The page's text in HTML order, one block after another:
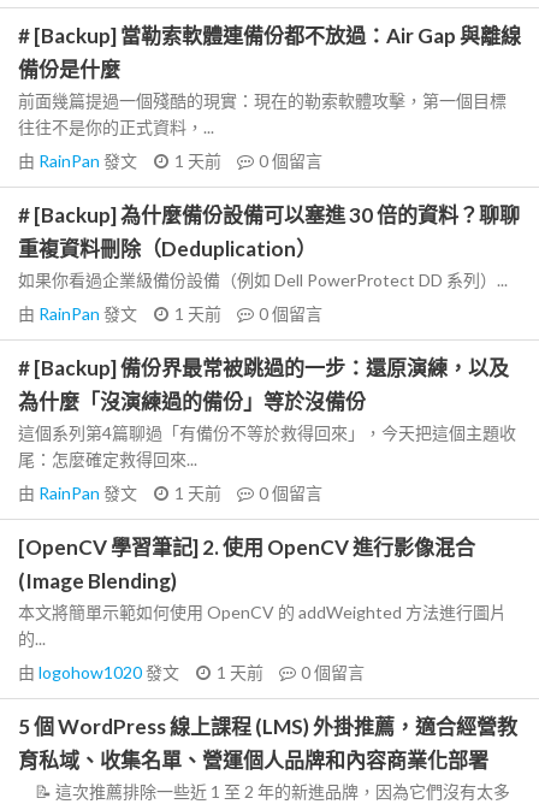
# [Backup] 當勒索軟體連備份都不放過：Air Gap 與離線
備份是什麼
前面幾篇提過一個殘酷的現實：現在的勒索軟體攻擊，第一個目標
往往不是你的正式資料，...
由 RainPan 發文 1 天前 0個留言
# [Backup] 為什麼備份設備可以塞進 30 倍的資料？聊聊
重複資料刪除（Deduplication）
如果你看過企業級備份設備（例如 Dell PowerProtect DD 系列）...
由 RainPan 發文 1 天前 0個留言
# [Backup] 備份界最常被跳過的一步：還原演練，以及
為什麼「沒演練過的備份」等於沒備份
這個系列第4篇聊過「有備份不等於救得回來」，今天把這個主題收
尾：怎麼確定救得回來...
由 RainPan 發文 1 天前 0個留言
[OpenCV 學習筆記] 2. 使用 OpenCV 進行影像混合
(Image Blending)
本文將簡單示範如何使用 OpenCV 的 addWeighted 方法進行圖片
的...
由 logohow1020發文 1 天前 0個留言
5 個 WordPress 線上課程 (LMS) 外掛推薦，適合經營教
育私域、收集名單、營運個人品牌和內容商業化部署
📝 這次推薦排除一些近 1 至 2 年的新進品牌，因為它們沒有太多